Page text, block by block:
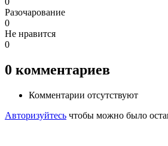
Разочарование
0
Не нравится
0
0 комментариев
Комментарии отсутствуют
Авторизуйтесь чтобы можно было